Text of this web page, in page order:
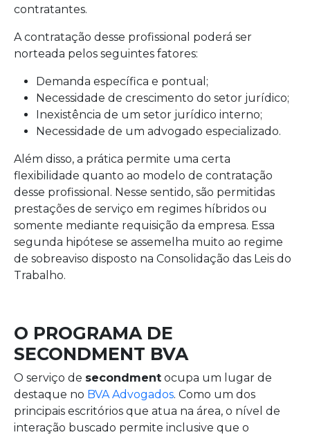
contratantes.
A contratação desse profissional poderá ser
norteada pelos seguintes fatores:
Demanda específica e pontual;
Necessidade de crescimento do setor jurídico;
Inexistência de um setor jurídico interno;
Necessidade de um advogado especializado.
Além disso, a prática permite uma certa
flexibilidade quanto ao modelo de contratação
desse profissional. Nesse sentido, são permitidas
prestações de serviço em regimes híbridos ou
somente mediante requisição da empresa. Essa
segunda hipótese se assemelha muito ao regime
de sobreaviso disposto na Consolidação das Leis do
Trabalho.
O PROGRAMA DE
SECONDMENT BVA
O serviço de secondment ocupa um lugar de
destaque no BVA Advogados. Como um dos
principais escritórios que atua na área, o nível de
interação buscado permite inclusive que o